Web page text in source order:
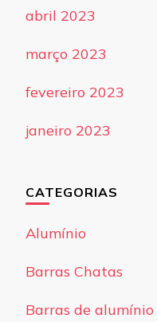
abril 2023
março 2023
fevereiro 2023
janeiro 2023
CATEGORIAS
Alumínio
Barras Chatas
Barras de alumínio